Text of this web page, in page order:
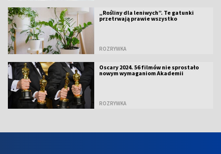
„Rośliny dla leniwych”. Te gatunki
przetrwają prawie wszystko
ROZRYWKA
Oscary 2024. 56 filmów nie sprostało
nowym wymaganiom Akademii
ROZRYWKA